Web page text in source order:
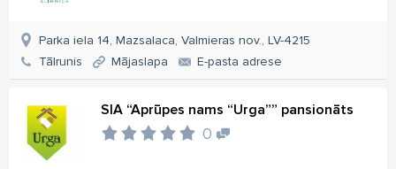
Parka iela 14, Mazsalaca, Valmieras nov., LV-4215
Tālrunis
Mājaslapa E-pasta adrese
SIA “Aprūpes nams “Urga”” pansionāts
0